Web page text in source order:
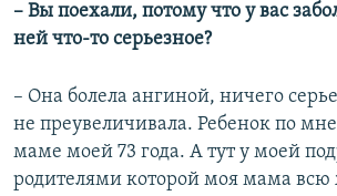
– Вы поехали, потому что у вас
ней что-то серьезное?
– Она болела ангиной, ничего
не преувеличивала. Ребенок по
маме моей 73 года. А тут у моей
родителями которой моя мама